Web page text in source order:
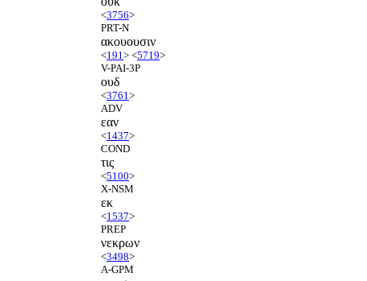
<3756>
PRT-N
ακουουσιν
<191 > <5719>
V-PAI-3P
ουδ
<3761 >
ADV
εαν
<1437>
COND
τις
<5100>
X-NSM
εκ
<1537>
PREP
νεκρων
<3498>
A-GPM